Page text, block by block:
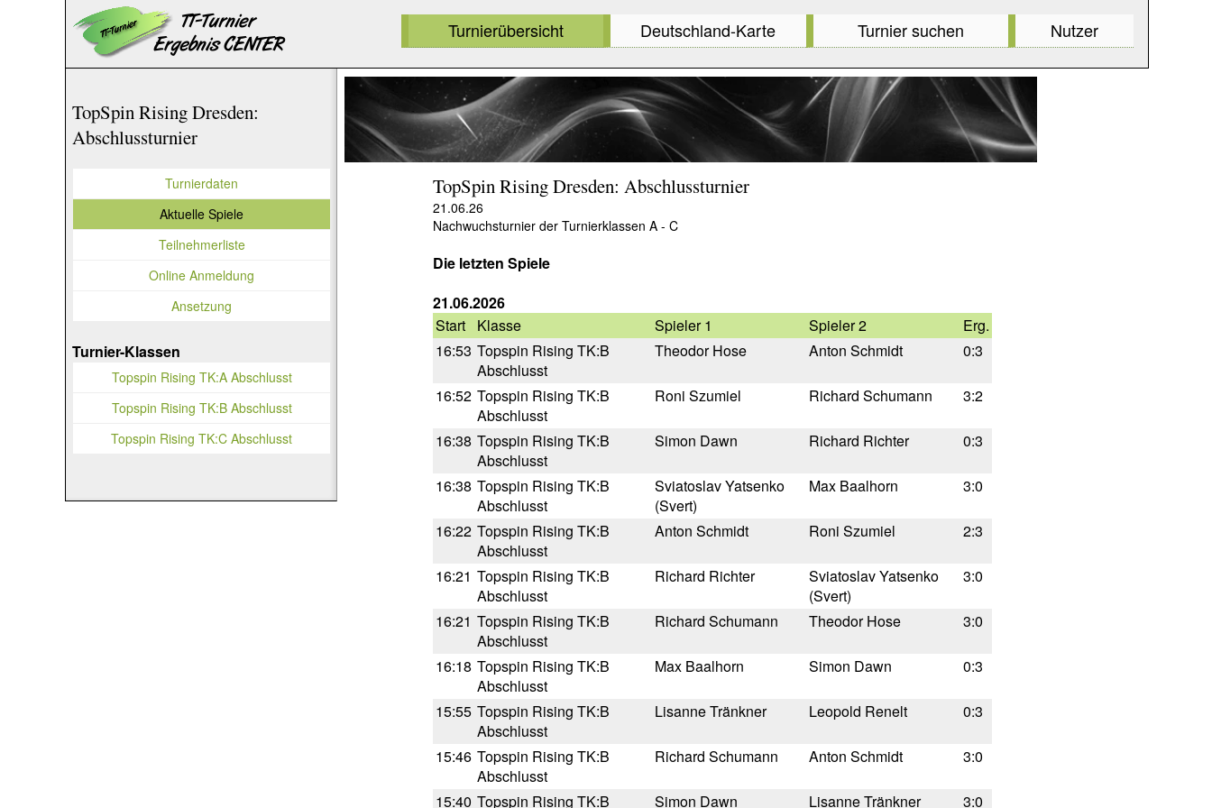
Turnierübersicht Deutschland-Karte Turnier suchen Nutzer
TopSpin Rising Dresden: Abschlussturnier
21.06.26
Nachwuchsturnier der Turnierklassen A - C
Die letzten Spiele
21.06.2026
Start
Klasse Spieler 1 Spieler 2
Erg.
16:53 Topspin Rising TK:B
Abschlusst
Theodor Hose Anton Schmidt 0:3
16:52 Topspin Rising TK:B
Abschlusst
Roni Szumiel Richard Schumann 3:2
16:38 Topspin Rising TK:B
Abschlusst
Simon Dawn Richard Richter 0:3
16:38 Topspin Rising TK:B
Abschlusst
Sviatoslav Yatsenko
(Svert)
Max Baalhorn 3:0
16:22 Topspin Rising TK:B
Abschlusst
Anton Schmidt Roni Szumiel 2:3
16:21 Topspin Rising TK:B
Abschlusst
Richard Richter
Sviatoslav Yatsenko
(Svert)
3:0
16:21 Topspin Rising TK:B
Abschlusst
Richard Schumann Theodor Hose 3:0
16:18 Topspin Rising TK:B
Abschlusst
Max Baalhorn Simon Dawn 0:3
15:55 Topspin Rising TK:B
Abschlusst
Lisanne Tränkner Leopold Renelt 0:3
15:46 Topspin Rising TK:B
Abschlusst
Richard Schumann Anton Schmidt 3:0
15:40 Topspin Rising TK:B Simon Dawn Lisanne Tränkner 3:0
TopSpin Rising Dresden:
Abschlussturnier
Turnierdaten
Aktuelle Spiele
Teilnehmerliste
Online Anmeldung
Ansetzung
Turnier-Klassen
Topspin Rising TK:A Abschlusst
Topspin Rising TK:B Abschlusst
Topspin Rising TK:C Abschlusst